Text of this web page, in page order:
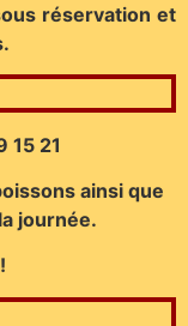
réservation et
15 21
ainsi que
journée.